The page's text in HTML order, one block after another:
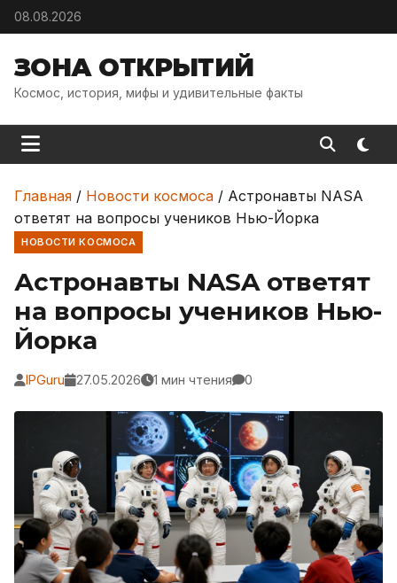
Skip to content
08.08.2026
ЗОНА ОТКРЫТИЙ
Космос, история, мифы и удивительные факты
Главная / Новости космоса / Астронавты NASA
ответят на вопросы учеников Нью-Йорка
НОВОСТИ КОСМОСА
Астронавты NASA ответят
на вопросы учеников Нью-
Йорка
IPGuru 27.05.2026 1 мин чтения 0